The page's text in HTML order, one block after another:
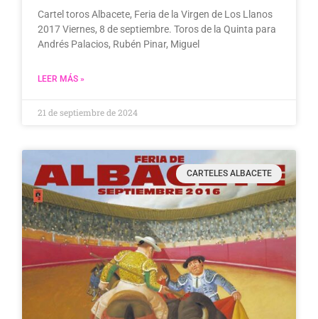
Cartel toros Albacete, Feria de la Virgen de Los Llanos
2017 Viernes, 8 de septiembre. Toros de la Quinta para
Andrés Palacios, Rubén Pinar, Miguel
LEER MÁS »
21 de septiembre de 2024
CARTELES ALBACETE